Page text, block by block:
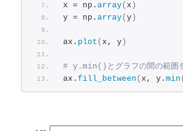
x = np.array( x )
y = np.array(y )
ax. plot ( x, y )
# y.min()とグラフの間の範囲
ax.fill_between ( x, y.min